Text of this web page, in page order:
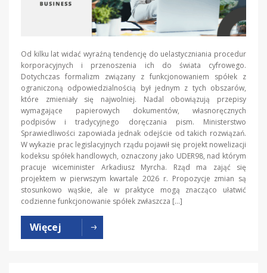
Od kilku lat widać wyraźną tendencję do uelastyczniania procedur
korporacyjnych i przenoszenia ich do świata cyfrowego.
Dotychczas formalizm związany z funkcjonowaniem spółek z
ograniczoną odpowiedzialnością był jednym z tych obszarów,
które zmieniały się najwolniej. Nadal obowiązują przepisy
wymagające papierowych dokumentów, własnoręcznych
podpisów i tradycyjnego doręczania pism. Ministerstwo
Sprawiedliwości zapowiada jednak odejście od takich rozwiązań.
W wykazie prac legislacyjnych rządu pojawił się projekt nowelizacji
kodeksu spółek handlowych, oznaczony jako UDER98, nad którym
pracuje wiceminister Arkadiusz Myrcha. Rząd ma zająć się
projektem w pierwszym kwartale 2026 r. Propozycje zmian są
stosunkowo wąskie, ale w praktyce mogą znacząco ułatwić
codzienne funkcjonowanie spółek zwłaszcza […]
Więcej